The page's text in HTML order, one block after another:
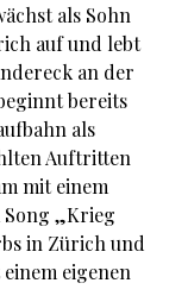
als Sohn
auf und lebt
an der
bereits
als
Auftritten
mit einem
Song „Krieg
in Zürich und
eigenen